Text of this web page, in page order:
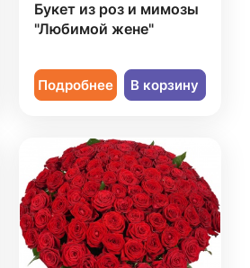
Букет из роз и мимозы
"Любимой жене"
Подробнее В корзину